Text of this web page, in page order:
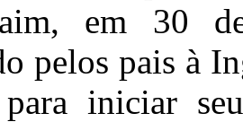
em 30
pelos pais à
iniciar